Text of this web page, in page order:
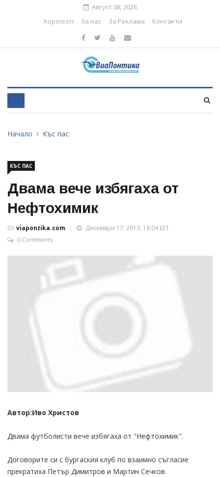
Август 08, 2026
Хороскоп
За нас За Реклама Контакти
Начало Къс пас
КЪС ПАС
Двама вече избягаха от
Нефтохимик
Отviapontika.com
Декември 17, 2013, 18:04 EET
0 Comments
Автор:Иво Христов
Двама футболисти вече избягаха от "Нефтохимик".
Договорите си с бургаския клуб по взаимно съгласие
прекратиха Петър Димитров и Мартин Сечков.